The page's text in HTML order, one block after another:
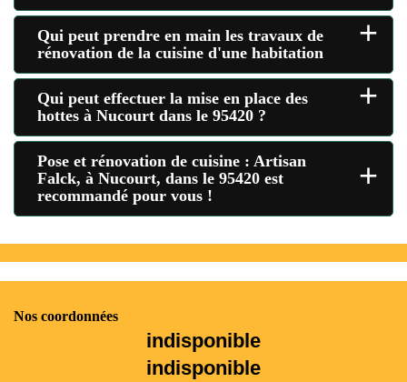
Qui peut prendre en main les travaux de
rénovation de la cuisine d'une habitation
+
Qui peut effectuer la mise en place des
hottes à Nucourt dans le 95420 ?
+
Pose et rénovation de cuisine : Artisan
Falck, à Nucourt, dans le 95420 est
recommandé pour vous !
+
Nos coordonnées
indisponible
indisponible